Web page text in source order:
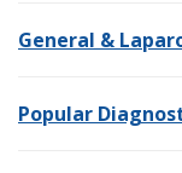
General &
Popular